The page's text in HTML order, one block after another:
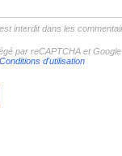
interdit dans les
par reCAPTCHA et
Conditions d'utilisation